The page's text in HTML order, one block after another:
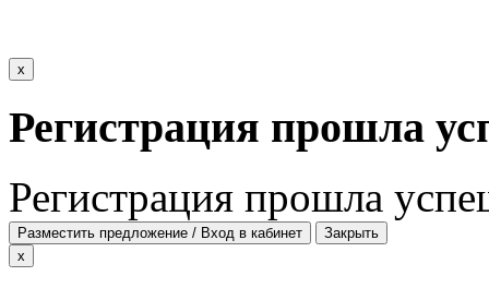
x
Регистрация прошла
Регистрация прошла
Разместить предложение / Вход в кабинет
Закрыть
x